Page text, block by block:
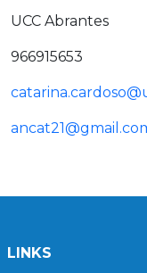
UCC Abrantes
966915653
LINKS